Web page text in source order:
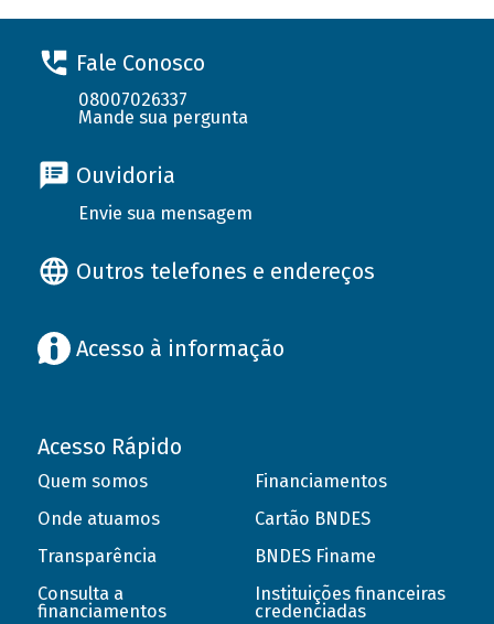
Fale Conosco
08007026337
Mande sua pergunta
Ouvidoria
Envie sua mensagem
Outros telefones e endereços
Acesso à informação
Acesso Rápido
Quem somos
Onde atuamos
Transparência
Consulta a
financiamentos
Financiamentos
Cartão BNDES
BNDES Finame
Instituições financeiras
credenciadas